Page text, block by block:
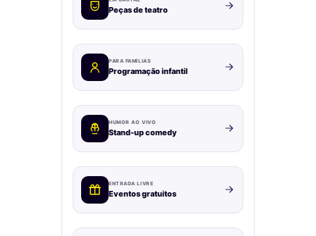
Peças de teatro
PARA FAMÍLIAS
Programação infantil
HUMOR AO VIVO
Stand-up comedy
ENTRADA LIVRE
Eventos gratuitos